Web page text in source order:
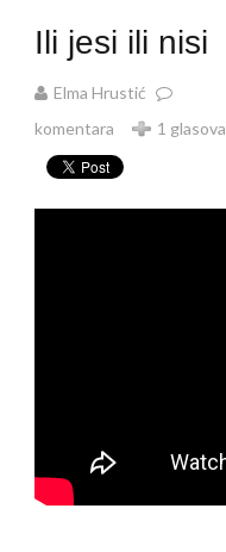
Ili jesi ili nisi
Elma Hrustić
komentara
1 glasova